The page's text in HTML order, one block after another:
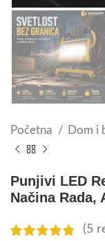
Početna Dom i
Punjivi LED
Načina Rada,
(5